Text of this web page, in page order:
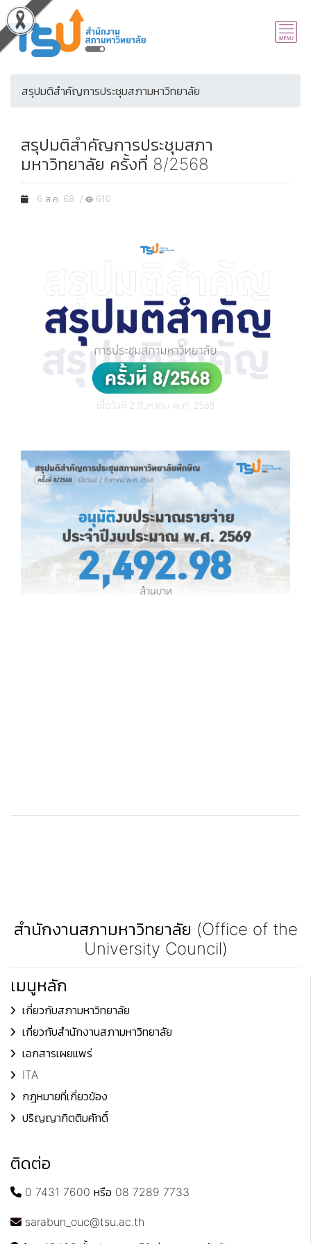
สรุปมติสำคัญการประชุมสภามหาวิทยาลัย
สรุปมติสำคัญการประชุมสภา
มหาวิทยาลัย ครั้งที่ 8/2568
6 ส.ค. 68 / 610
สำนักงานสภามหาวิทยาลัย (Office of the
University Council)
เมนูหลัก
เกี่ยวกับสภามหาวิทยาลัย
เกี่ยวกับสำนักงานสภามหาวิทยาลัย
เอกสารเผยแพร่
ITA
กฎหมายที่เกี่ยวข้อง
ปริญญากิตติมศักดิ์
ติดต่อ
0 7431 7600 หรือ 08 7289 7733
sarabun_ouc@tsu.ac.th